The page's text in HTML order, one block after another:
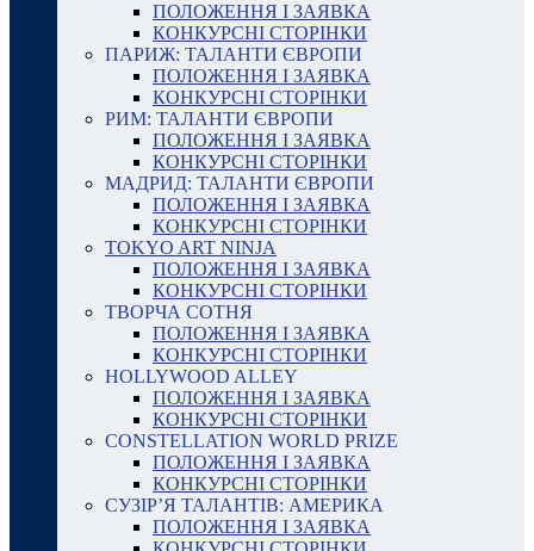
ПОЛОЖЕННЯ І ЗАЯВКА
КОНКУРСНІ СТОРІНКИ
ПАРИЖ: ТАЛАНТИ ЄВРОПИ
ПОЛОЖЕННЯ І ЗАЯВКА
КОНКУРСНІ СТОРІНКИ
РИМ: ТАЛАНТИ ЄВРОПИ
ПОЛОЖЕННЯ І ЗАЯВКА
КОНКУРСНІ СТОРІНКИ
МАДРИД: ТАЛАНТИ ЄВРОПИ
ПОЛОЖЕННЯ І ЗАЯВКА
КОНКУРСНІ СТОРІНКИ
TOKYO ART NINJA
ПОЛОЖЕННЯ І ЗАЯВКА
КОНКУРСНІ СТОРІНКИ
ТВОРЧА СОТНЯ
ПОЛОЖЕННЯ І ЗАЯВКА
КОНКУРСНІ СТОРІНКИ
HOLLYWOOD ALLEY
ПОЛОЖЕННЯ І ЗАЯВКА
КОНКУРСНІ СТОРІНКИ
CONSTELLATION WORLD PRIZE
ПОЛОЖЕННЯ І ЗАЯВКА
КОНКУРСНІ СТОРІНКИ
СУЗІР’Я ТАЛАНТІВ: АМЕРИКА
ПОЛОЖЕННЯ І ЗАЯВКА